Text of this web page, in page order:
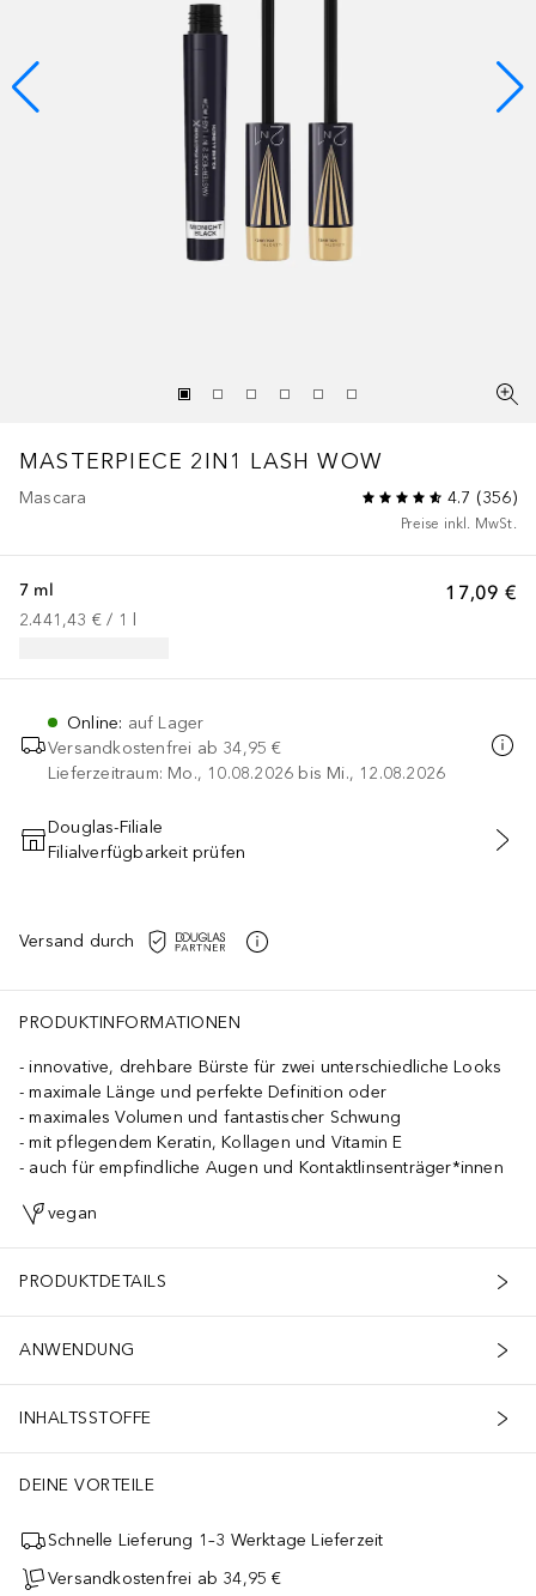
MASTERPIECE 2IN1 LASH WOW
Mascara 4.7 (356)
Preise inkl. MwSt.
17,09 €
7 ml
2.441,43 € / 1
Online: auf Lager
Versandkostenfrei ab 34,95 €
Lieferzeitraum: Mo., 10.08.2026 bis Mi., 12.08.2026
IN DEN WARENKORB
Douglas-Filiale
Filialverfügbarkeit prüfen
Versand durch
PRODUKTINFORMATIONEN
innovative, drehbare Bürste für zwei unterschiedliche Looks
maximale Länge und perfekte Definition oder
maximales Volumen und fantastischer Schwung
mit pflegendem Keratin, Kollagen und Vitamin E
auch für empfindliche Augen und Kontaktlinsenträger*innen
vegan
PRODUKTDETAILS
ANWENDUNG
INHALTSSTOFFE
DEINE VORTEILE
Schnelle Lieferung 1–3 Werktage Lieferzeit
Versandkostenfrei ab 34,95 €